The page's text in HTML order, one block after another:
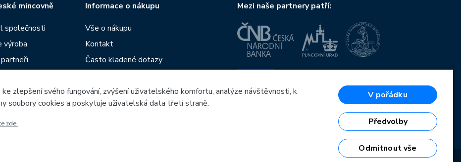
mincovně
společnosti
výroba
ražeb
Informace o nákupu
Vše o nákupu
Kontakt
Často kladené dotazy
Prodejny České mincovny
Rádce
Mezi naše partnery patří:
OP Podnikání a inovace pro konkurenceschopnost
Evropský fond pro regionální rozvoj
Investice do vaší budoucnosti
zlepšení svého fungování, zvýšení uživatelského komfortu, analýze návštěvnosti, k
soubory cookies a poskytuje uživatelská data třetí straně.
zde.
V pořádku
Předvolby
Odmítnout vše